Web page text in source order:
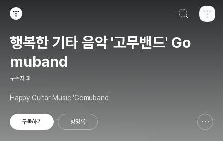
행복한 기타 음악 '고무밴드' Go
muband
구독자 3
Happy Guitar Music 'Gomuband'
구독하기 방명록